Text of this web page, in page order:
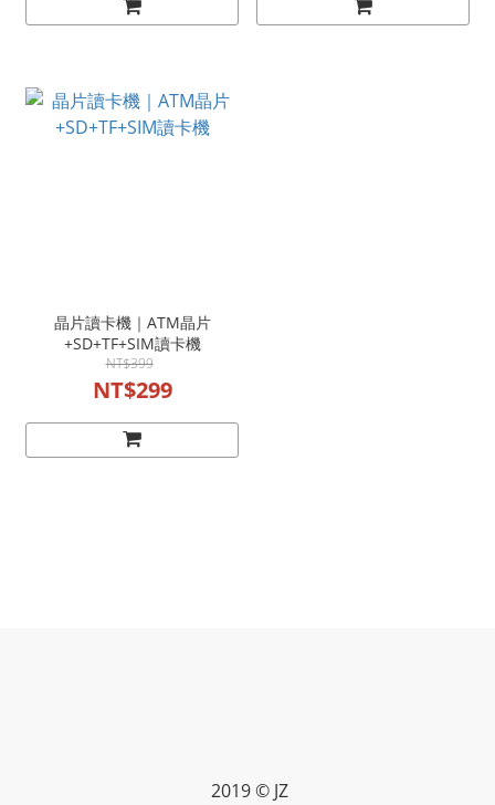
晶片讀卡機｜ATM晶片
+SD+TF+SIM讀卡機
NT$399
NT$299
2019 © JZ